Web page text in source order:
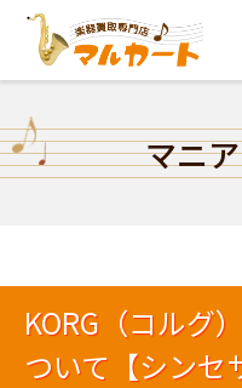
マニ
KORG（コルグ
ついて【シンセ